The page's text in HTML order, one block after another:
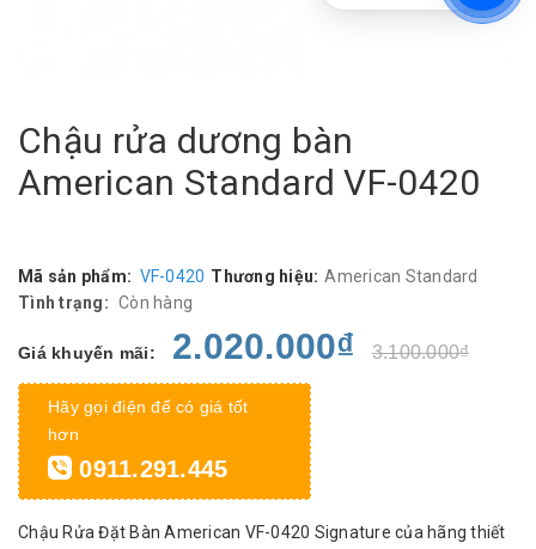
Chậu rửa dương bàn
American Standard VF-0420
Mã sản phẩm: VF-0420 Thương hiệu: American Standard
Tình trạng: Còn hàng
Giá khuyến mãi: 2.020.000₫ 3.100.000₫
Hãy gọi điện để có giá tốt
hơn
0911.291.445
Chậu Rửa Đặt Bàn American VF-0420 Signature của hãng thiết